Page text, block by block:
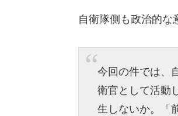
自衛隊側も政治的な
今回の件では、
衛官として活動
生しないか。「